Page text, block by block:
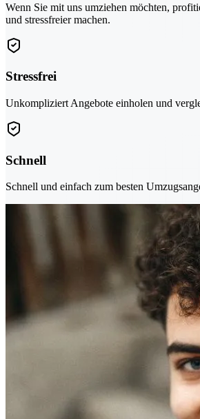
Wenn Sie mit uns umziehen möchten,
und stressfreier machen.
Stressfrei
Unkompliziert Angebote einholen und
Schnell
Schnell und einfach zum besten